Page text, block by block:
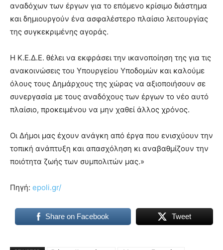
αναδόχων των έργων για το επόμενο κρίσιμο διάστημα
και δημιουργούν ένα ασφαλέστερο πλαίσιο λειτουργίας
της συγκεκριμένης αγοράς.
Η Κ.Ε.Δ.Ε. θέλει να εκφράσει την ικανοποίηση της για τις
ανακοινώσεις του Υπουργείου Υποδομών και καλούμε
όλους τους Δημάρχους της χώρας να αξιοποιήσουν σε
συνεργασία με τους αναδόχους των έργων το νέο αυτό
πλαίσιο, προκειμένου να μην χαθεί άλλος χρόνος.
Οι Δήμοι μας έχουν ανάγκη από έργα που ενισχύουν την
τοπική ανάπτυξη και απασχόληση κι αναβαθμίζουν την
ποιότητα ζωής των συμπολιτών μας.»
Πηγή: epoli.gr/
Share on Facebook Tweet